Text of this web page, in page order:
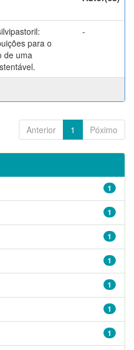
para o
de uma
-
Anterior 1 Póximo
1
1
1
1
1
1
1